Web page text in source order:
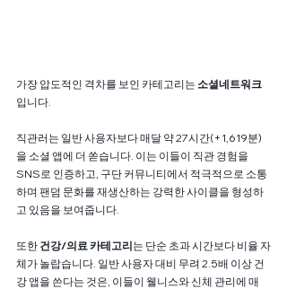
가장 압도적인 격차를 보인 카테고리는 소셜네트워크
입니다.
직관러는 일반 사용자보다 매달 약 27시간(+1,619분)
을 소셜 앱에 더 쏟습니다. 이는 이들이 직관 경험을
SNS로 인증하고, 구단 커뮤니티에서 적극적으로 소통
하며 팬덤 문화를 재생산하는 강력한 사이클을 형성하
고 있음을 보여줍니다.
또한 건강/의료 카테고리는 단순 초과 시간보다 비율 자
체가 놀랍습니다. 일반 사용자 대비 무려 2.5배 이상 건
강 앱을 쓴다는 것은, 이들이 웰니스와 신체 관리에 매